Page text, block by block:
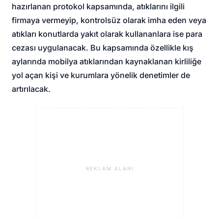
hazırlanan protokol kapsamında, atıklarını ilgili
firmaya vermeyip, kontrolsüz olarak imha eden veya
atıkları konutlarda yakıt olarak kullananlara ise para
cezası uygulanacak. Bu kapsamında özellikle kış
aylarında mobilya atıklarından kaynaklanan kirliliğe
yol açan kişi ve kurumlara yönelik denetimler de
artırılacak.
REKLAM ALANI